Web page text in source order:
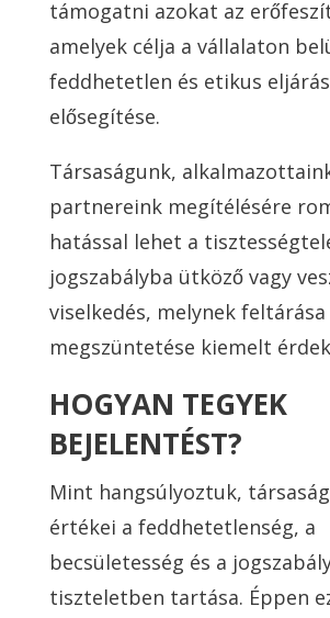
támogatni azokat az
amelyek célja a vállalaton
feddhetetlen és etikus
elősegítése.
Társaságunk,
partnereink megítélésére
hatással lehet a
jogszabályba ütköző vagy
viselkedés, melynek feltárása
megszüntetése kiemelt
HOGYAN TEGYEK
BEJELENTÉST?
Mint hangsúlyoztuk,
értékei a feddhetetlenség, a
becsületesség és a
tiszteletben tartása. Éppen